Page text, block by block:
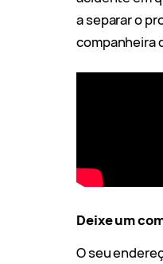
a separar o
companheira
Deixe um
O seu